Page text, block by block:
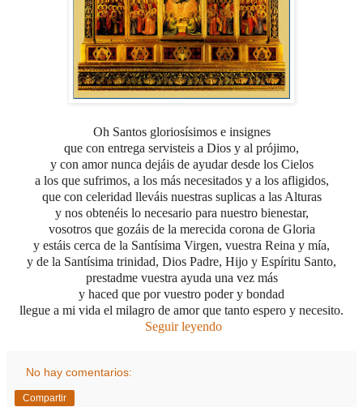
Oh Santos gloriosísimos e insignes
que con entrega servisteis a Dios y al prójimo,
y con amor nunca dejáis de ayudar desde los Cielos
a los que sufrimos, a los más necesitados y a los afligidos,
que con celeridad lleváis nuestras suplicas a las Alturas
y nos obtenéis lo necesario para nuestro bienestar,
vosotros que gozáis de la merecida corona de Gloria
y estáis cerca de la Santísima Virgen, vuestra Reina y mía,
y de la Santísima trinidad, Dios Padre, Hijo y Espíritu Santo,
prestadme vuestra ayuda una vez más
y haced que por vuestro poder y bondad
llegue a mi vida el milagro de amor que tanto espero y necesito.
Seguir leyendo
No hay comentarios:
Compartir